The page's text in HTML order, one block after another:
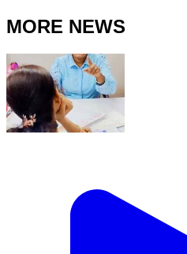
MORE NEWS